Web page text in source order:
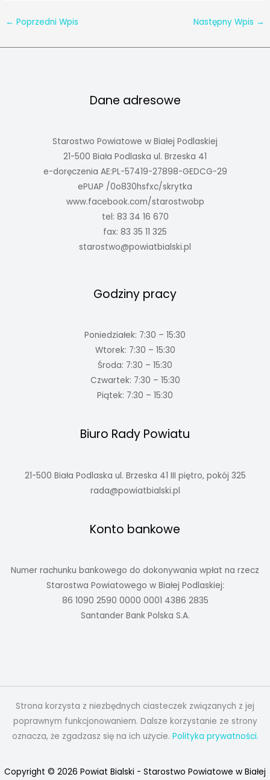
← Poprzedni Wpis Następny Wpis →
Dane adresowe
Starostwo Powiatowe w Białej Podlaskiej
21-500 Biała Podlaska ul. Brzeska 41
e-doręczenia AE:PL-57419-27898-GEDCG-29
ePUAP /0o830hsfxc/skrytka
www.facebook.com/starostwobp
tel: 83 34 16 670
fax: 83 35 11 325
starostwo@powiatbialski.pl
Godziny pracy
Poniedziałek: 7:30 – 15:30
Wtorek: 7:30 – 15:30
Środa: 7:30 – 15:30
Czwartek: 7:30 – 15:30
Piątek: 7:30 – 15:30
Biuro Rady Powiatu
21-500 Biała Podlaska ul. Brzeska 41 III piętro, pokój 325
rada@powiatbialski.pl
Konto bankowe
Numer rachunku bankowego do dokonywania wpłat na rzecz
Starostwa Powiatowego w Białej Podlaskiej:
86 1090 2590 0000 0001 4386 2835
Santander Bank Polska S.A.
Strona korzysta z niezbędnych ciasteczek związanych z jej
poprawnym funkcjonowaniem. Dalsze korzystanie ze strony
oznacza, że zgadzasz się na ich użycie. Polityka prywatności.
Copyright © 2026 Powiat Bialski - Starostwo Powiatowe w Białej